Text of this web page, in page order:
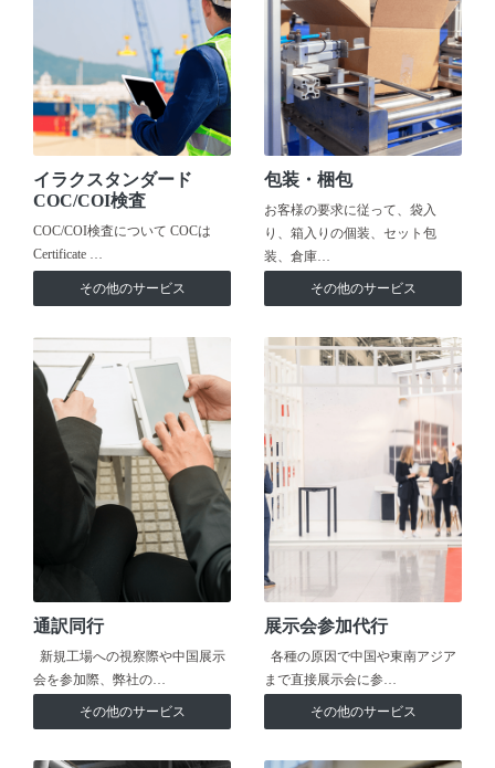
イラクスタンダード
COC/COI検査
COC/COI検査について COCは
Certificate …
その他のサービス
包装・梱包
お客様の要求に従って、袋入
り、箱入りの個装、セット包
装、倉庫…
その他のサービス
通訳同行
新規工場への視察際や中国展示
会を参加際、弊社の…
その他のサービス
展示会参加代行
各種の原因で中国や東南アジア
まで直接展示会に参…
その他のサービス